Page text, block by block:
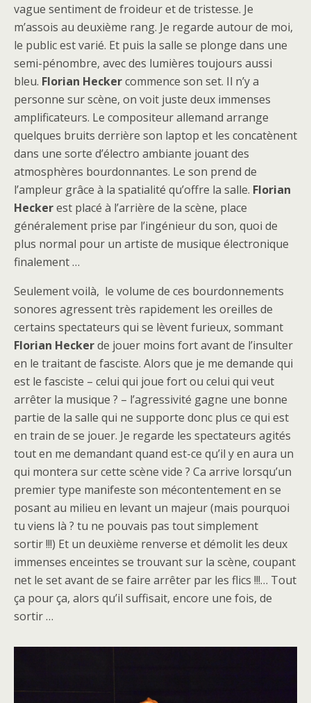
vague sentiment de froideur et de tristesse. Je
m’assois au deuxième rang. Je regarde autour de moi,
le public est varié. Et puis la salle se plonge dans une
semi-pénombre, avec des lumières toujours aussi
bleu. Florian Heckercommence son set. Il n’y a
personne sur scène, on voit juste deux immenses
amplificateurs. Le compositeur allemand arrange
quelques bruits derrière son laptop et les concatènent
dans une sorte d’électro ambiante jouant des
atmosphères bourdonnantes. Le son prend de
l’ampleur grâce à la spatialité qu’offre la salle. Florian
Heckerest placé à l’arrière de la scène, place
généralement prise par l’ingénieur du son, quoi de
plus normal pour un artiste de musique électronique
finalement …
Seulement voilà, le volume de ces bourdonnements
sonores agressent très rapidement les oreilles de
certains spectateurs qui se lèvent furieux, sommant
Florian Heckerde jouer moins fort avant de l’insulter
en le traitant de fasciste. Alors que je me demande qui
est le fasciste – celui qui joue fort ou celui qui veut
arrêter la musique ? – l’agressivité gagne une bonne
partie de la salle qui ne supporte donc plus ce qui est
en train de se jouer. Je regarde les spectateurs agités
tout en me demandant quand est-ce qu’il y en aura un
qui montera sur cette scène vide ? Ca arrive lorsqu’un
premier type manifeste son mécontentement en se
posant au milieu en levant un majeur (mais pourquoi
tu viens là ? tu ne pouvais pas tout simplement
sortir !!!) Et un deuxième renverse et démolit les deux
immenses enceintes se trouvant sur la scène, coupant
net le set avant de se faire arrêter par les flics !!!… Tout
ça pour ça, alors qu’il suffisait, encore une fois, de
sortir …